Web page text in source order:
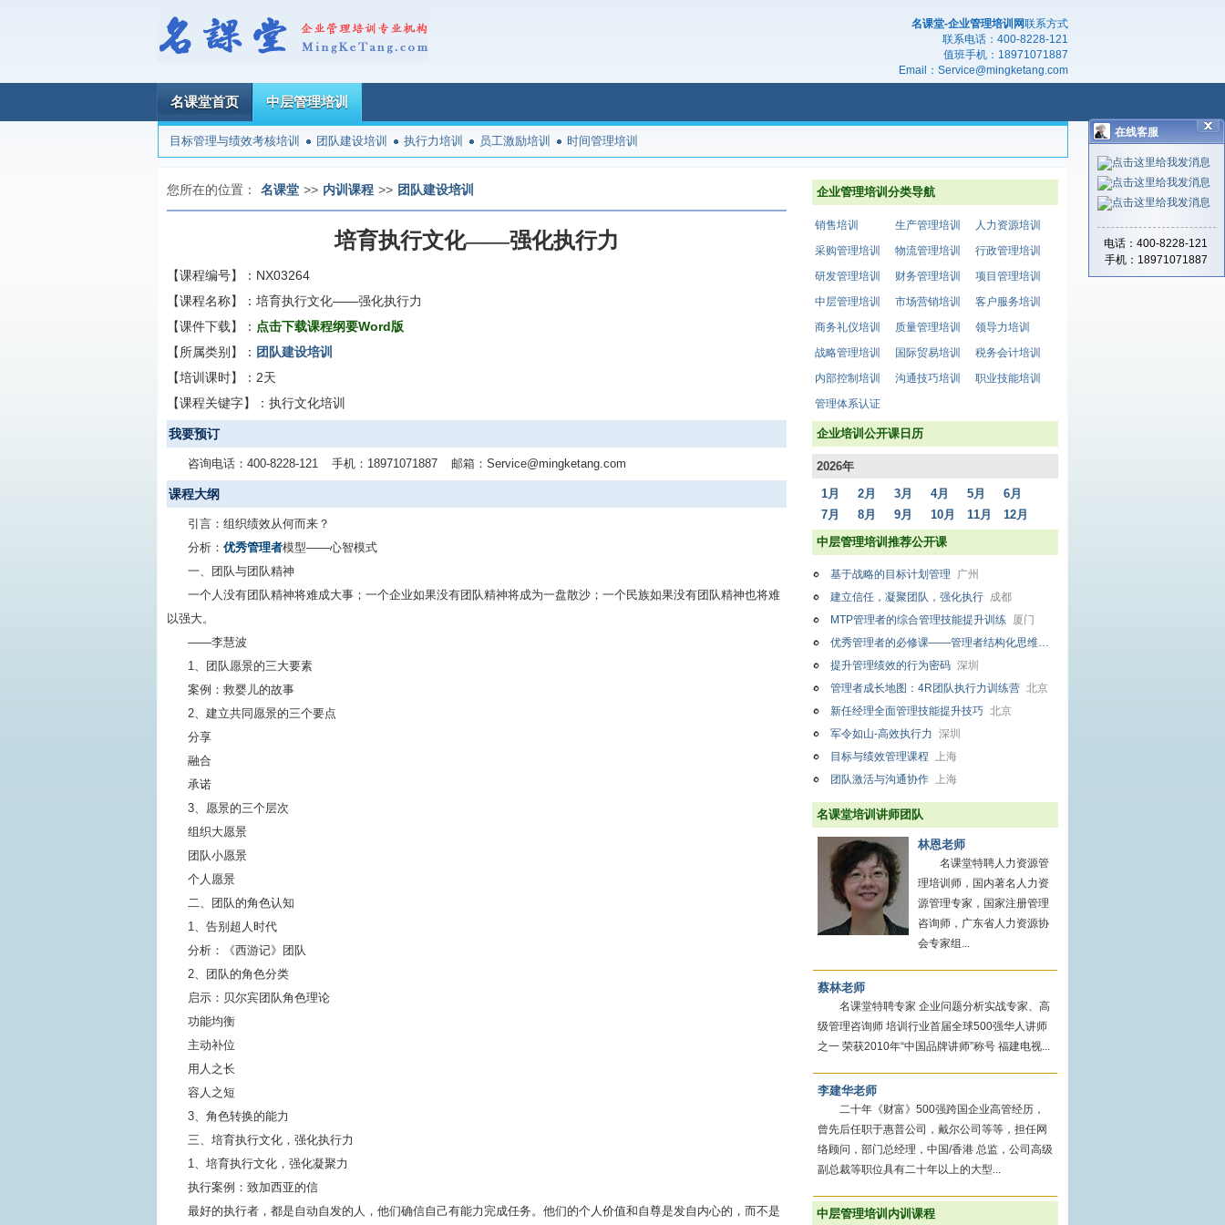
名课堂-企业管理培训网联系方式
联系电话： 400-8228-121
值班手机： 18971071887
Email： Service@mingketang.com
名课堂首页 中层管理培训
目标管理与绩效考核培训 团队建设培训 执行力培训 员工激励培训 时间管理培训
您所在的位置： 名课堂 >> 内训课程 >> 团队建设培训
培育执行文化——强化执行力
【课程编号】： NX03264
【课程名称】： 培育执行文化——强化执行力
【课件下载】： 点击下载课程纲要Word版
【所属类别】： 团队建设培训
【培训课时】： 2天
【课程关键字】： 执行文化培训
我要预订
咨询电话：400-8228-121 手机： 18971071887 邮箱：Service@mingketang.com
课程大纲
引言：组织绩效从何而来？
分析：优秀管理者模型——心智模式
一、团队与团队精神
一个人没有团队精神将难成大事；一个企业如果没有团队精神将成为一盘散沙；一个民族如果没有团队精神也将难
以强大。
——李慧波
1、团队愿景的三大要素
案例：救婴儿的故事
2、建立共同愿景的三个要点
分享
融合
承诺
3、愿景的三个层次
组织大愿景
团队小愿景
个人愿景
二、团队的角色认知
1、告别超人时代
分析：《西游记》团队
2、团队的角色分类
启示：贝尔宾团队角色理论
功能均衡
主动补位
用人之长
容人之短
3、角色转换的能力
三、培育执行文化，强化执行力
1、培育执行文化，强化凝聚力
执行案例：致加西亚的信
最好的执行者，都是自动自发的人，他们确信自己有能力完成任务。他们的个人价值和自尊是发自内心的，而不是
企业管理培训分类导航
销售培训 生产管理培训
人力资源培训
采购管理培训
物流管理培训
行政管理培训
研发管理培训
财务管理培训
项目管理培训
中层管理培训
市场营销培训
客户服务培训
商务礼仪培训
质量管理培训
领导力培训
战略管理培训
国际贸易培训
税务会计培训
内部控制培训
沟通技巧培训
职业技能培训
管理体系认证
企业培训公开课日历
2026年
1月
2月 3月 4月 5月
6月
7月
8月 9月 10月 11月
12月
中层管理培训推荐公开课
基于战略的目标计划管理
广州
建立信任，凝聚团队，强化执行 成都
MTP管理者的综合管理技能提升训练 厦门
优秀管理者的必修课——管理者结构化思维北京
提升管理绩效的行为密码 深圳
管理者成长地图：4R团队执行力训练营 北京
新任经理全面管理技能提升技巧 北京
军令如山-高效执行力 深圳
目标与绩效管理课程
上海
团队激活与沟通协作 上海
名课堂培训讲师团队
林恩老师
名课堂特聘人力资源管
理培训师，国内著名人力资
源管理专家，国家注册管理
咨询师，广东省人力资源协
会专家组...
蔡林老师
名课堂特聘专家 企业问题分析实战专家、高
级管理咨询师 培训行业首届全球500强华人讲师
之一 荣获2010年“中国品牌讲师”称号 福建电视...
李建华老师
二十年《财富》500强跨国企业高管经历，
曾先后任职于惠普公司，戴尔公司等等，担任网
络顾问，部门总经理，中国/香港 总监，公司高级
副总裁等职位具有二十年以上的大型...
中层管理培训内训课程
在线客服
电话：400-8228-121
手机：18971071887